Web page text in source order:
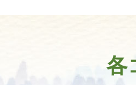
各